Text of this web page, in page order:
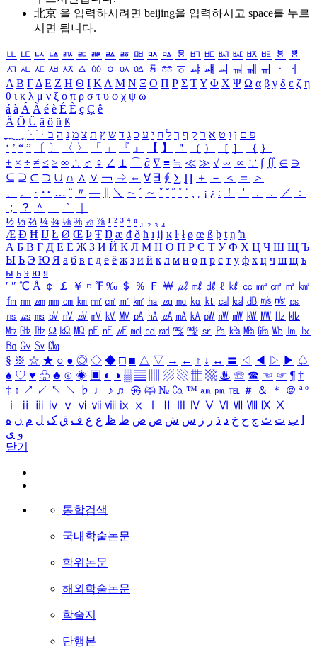
北京 을 입력하시려면 beijing을 입력하시고 space를 누르
시면 됩니다.
ㅥ ㅦ ㅧ ㅨ ㅩ ㅪ ㅫ ㅬ ㅭ ㅮ ㅯ ㅰ ㅱ ㅲ ㅳ ㅴ ㅵ ㅶ ㅷ ㅸ
ㅹ
ㅺ ㅻ ㅼ ㅽ ㅾ ㅿ ㆀ ㆁ ㆂ ㆃ ㆄ ㆅ ㆆ ㆇ ㆈ ㆉ ㆊ ㆋ ㆌ ㆍ
ㆎ
Α Β ΓΔ Ε Ζ Η Θ Ι ΚΛ Μ Ν Ξ Ο Π Ρ Σ ΤΥ Φ Χ Ψ Ω α β γ δ ε ζ η
θ ι κ λ μ ν ξ ο π ρ σ τ υ φ χ ψ ω
á à Á À é è É È ç Ç ê
Ä Ö Ü ä ö ü ß
ִֶֹ ֻּ ׁׂ פ ם ן ו ט א ר ק ף ך ל ח י ע כ ג ד ש ץ ת צ מ נ ה ב
‘ ’ “ ” 〔 〕 〈 〉 「 」 『 』 【 】 ＂ （ ） ［ ］ ｛ ｝
± × ÷ ≠ ≤ ≥ ∞ ∴ ♂ ♀ ∠ ⊥ ⌒ ∂ ∇ ≡ ≒ ≪ ≫ √ ∽ ∝ ∵ ∫ ∬ ∈ ∋
⊆ ⊇ ⊂ ⊃ ∪ ∩ ∧ ∨ ￢ ⇒ ⇔ ∀ ∃ ∮ ∑ ∏ ＋ － ＜ ＝
＞
、
。 · ‥ … ¨ 〃 ― ＼ ∼ ´ ～ ˇ ˘ ˝ ˚ ˙ ¸ ¡ ¿ ː ！ ＇ ， ． ／
：
；
？ ＾ ｀
½ ⅓ ⅔ ¼ ¾ ⅛ ⅜ ⅝ ⅞ ¹ ² ³ ⁴ ⁿ ₁ ₂ ₃ ₄
Æ Ð Ħ Ĳ Ł Ø Œ Þ Ŧ Ŋ æ đ ð ħ ı ĳ ĸ ŀ ł ø œ ß þ ŧ ŋ ŉ
А Б В Г Д Е Ё Ж З И Й К Л М Н О П Р С Т У Ф Х Ц Ч Ш Щ Ъ
Ы Ь Э Ю Я а б в г д е ё ж з и й к л м н о п р с т у ф х ц ч ш щ ъ
ы ь э ю я
′ ″ ℃ Å ￠ ￡ ￥ ¤ ℉ ‰ ＄ ％ Ｆ ￦ ㎕ ㎖ ㎗ ℓ ㎘ ㏄ ㎣ ㎤ ㎥ ㎦
㎙ ㎚ ㎛ ㎜ ㎝ ㎞ ㎟ ㎠ ㎡ ㎢ ㏊ ㎍ ㎎ ㎏ ㏏ ㎈ ㎉ ㏈ ㎧ ㎨ ㎰
㎱ ㎲ ㎳ ㎴ ㎵ ㎶ ㎷ ㎸ ㎹ ㎀ ㎁ ㎂ ㎃ ㎄ ㎺ ㎻ ㎽ ㎾ ㎿ ㎐ ㎑
㎒ ㎓ ㎔ Ω ㏀ ㏁ ㎊ ㎋ ㎌ ㏖ ㏅ ㎭ ㎮ ㎯ ㏛ ㎩ ㎪ ㎫ ㎬ ㏝ ㏐
㏓
㏃ ㏉ ㏜ ㏆
§ ※ ☆ ★ ○ ● ◎ ◇ ◆ □ ■ △ ▽ → ← ↑ ↓ ↔ 〓 ◁ ◀ ▷ ▶ ♤
♠ ♡ ♥ ♧ ♣ ⊙ ◈ ▣ ◐ ◑ ▒ ▤ ▨ ▧ ▦ ▩ ♨ ☏ ☎ ☜ ☞ ¶ †
‡ ↕ ↗ ↙ ↖ ↘ ♭ ♩ ♪ ♬ ㉿ ㈜ № ㏇ ™ ㏂ ㏘ ℡ ＃ ＆ ＊ ＠ ª º
ⅰ
ⅱ ⅲ ⅳ ⅴ ⅵ ⅶ ⅷ ⅸ ⅹ Ⅳ Ⅴ Ⅵ Ⅶ Ⅷ Ⅸ Ⅹ
ب ت ث ج ح خ د ذ ر ز س ش ص ض ط ظ ع غ ف ق ک ل م ن ه
و ی
닫기
통합검색
국내학술논문
학위논문
해외학술논문
학술지
단행본